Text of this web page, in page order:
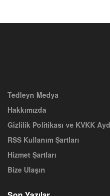
Tedleyn Medya
Hakkımızda
Gizlilik Politikası ve KVKK
RSS Kullanım Şartları
Hizmet Şartları
Bize Ulaşın